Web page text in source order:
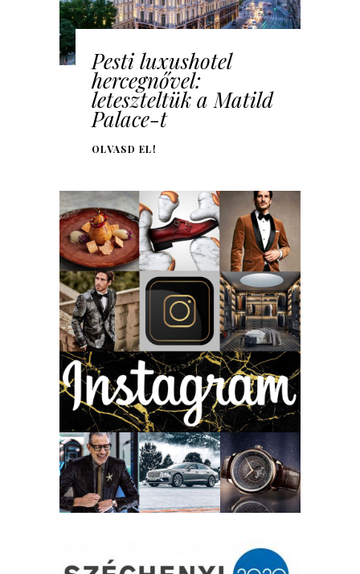
Pesti luxushotel
hercegnővel:
leteszteltük a Matild
Palace-t
OLVASD EL!